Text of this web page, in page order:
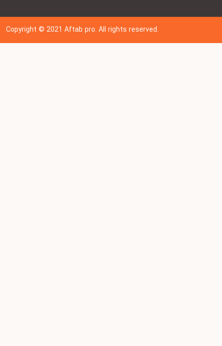
Copyright © 202 1Aftab pro. All rights reserved.